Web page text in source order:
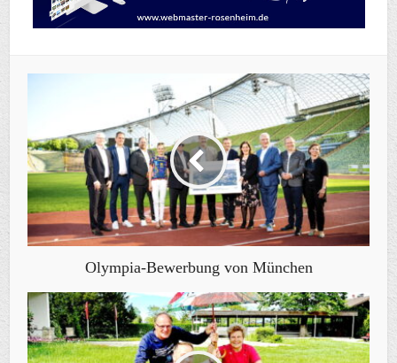
Olympia-Bewerbung von München